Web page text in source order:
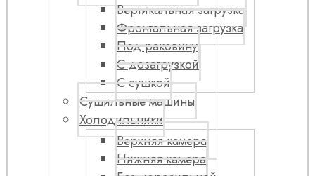
Вертикальная загрузка
Фронтальная загрузка
Под раковину
С дозагрузкой
С сушкой
Сушильные машины
Холодильники
Верхняя камера
Нижняя камера